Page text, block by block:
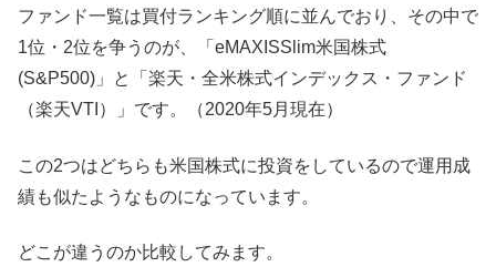
ファンド一覧は買付ランキング順に並んでおり、その中で
1位・2位を争うのが、「eMAXISSlim米国株式
(S&P500)」と「楽天・全米株式インデックス・ファンド
（楽天VTI）」です。（2020年5月現在）
この2つはどちらも米国株式に投資をしているので運用成
績も似たようなものになっています。
どこが違うのか比較してみます。